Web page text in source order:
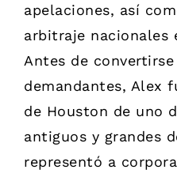
apelaciones, así
arbitraje nacionales
Antes de
demandantes, Alex
de Houston de uno
antiguos y grandes
representó a